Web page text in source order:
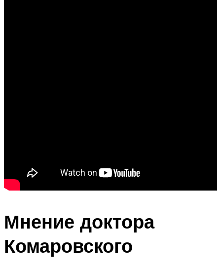
Мнение доктора
Комаровского